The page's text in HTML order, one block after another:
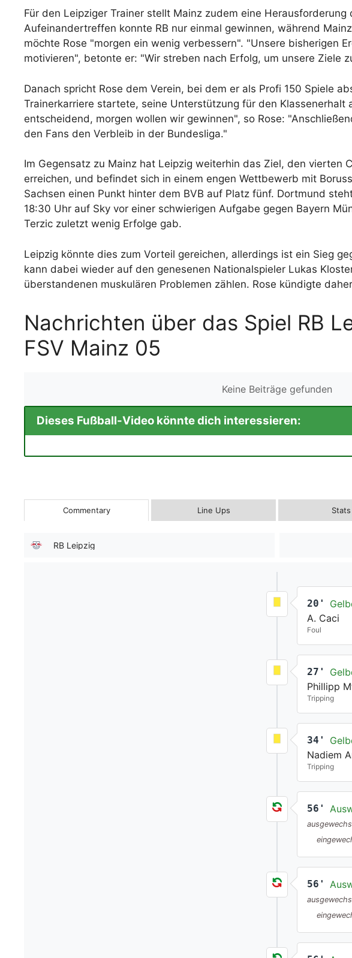
Für den Leipziger Trainer stellt Mainz zudem eine Herausforderung
Aufeinandertreffen konnte RB nur einmal gewinnen, während
möchte Rose "morgen ein wenig verbessern". "Unsere bisherigen
motivieren", betonte er: "Wir streben nach Erfolg, um unsere Ziele
Danach spricht Rose dem Verein, bei dem er als Profi 150 Spiele
Trainerkarriere startete, seine Unterstützung für den Klassenerhalt
entscheidend, morgen wollen wir gewinnen", so Rose:
den Fans den Verbleib in der Bundesliga."
Im Gegensatz zu Mainz hat Leipzig weiterhin das Ziel, den vierten
erreichen, und befindet sich in einem engen Wettbewerb mit
Sachsen einen Punkt hinter dem BVB auf Platz fünf. Dortmund
18:30 Uhr auf Sky vor einer schwierigen Aufgabe gegen Bayern
Terzic zuletzt wenig Erfolge gab.
Leipzig könnte dies zum Vorteil gereichen, allerdings ist ein Sieg
kann dabei wieder auf den genesenen Nationalspieler Lukas
überstandenen muskulären Problemen zählen. Rose kündigte
Nachrichten über das Spiel RB
FSV Mainz 05
Keine Beiträge gefunden
Dieses Fußball-Video könnte dich interessieren:
Commentary Line Ups Stats
RB Leipzig
20'
A. Caci
Foul
27'
Phillipp
Tripping
34'
Nadiem
Tripping
56'
56'